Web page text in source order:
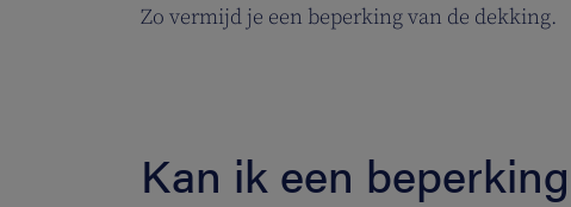
Zo vermijd je een beperking van de dekking.
Kan ik een